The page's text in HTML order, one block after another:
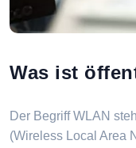
Was ist
Der Begriff WLAN
(Wireless Local Area